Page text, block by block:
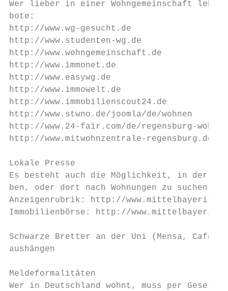
Wer lieber in einer Wohngemeinschaft leben
bote:
http://www.wg-gesucht.de
http://www.studenten-wg.de
http://www.wohngemeinschaft.de
http://www.immonet.de
http://www.easywg.de
http://www.immowelt.de
http://www.immobilienscout24.de
http://www.stwno.de/joomla/de/wohnen
http://www.24-fair.com/de/regensburg-
http://www.mitwohnzentrale-regensburg.de/
Lokale Presse
Es besteht auch die Möglichkeit, in der
ben, oder dort nach Wohnungen zu suchen:
Anzeigenrubrik: http://
Immobilienbörse: http://
Schwarze Bretter an der Uni (Mensa,
aushängen
Meldeformalitäten
Wer in Deutschland wohnt, muss per Gesetz